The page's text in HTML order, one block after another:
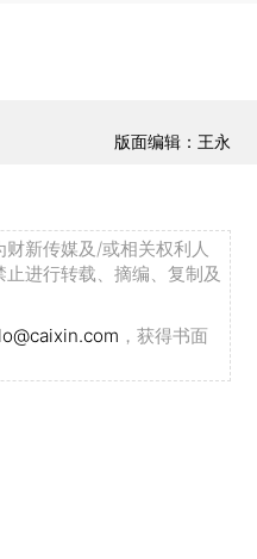
版面编辑：王永
新传媒及/或相关权利人
进行转载、摘编、复制及
，获得书面